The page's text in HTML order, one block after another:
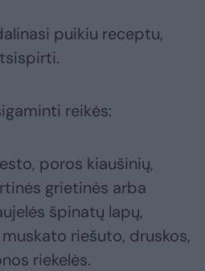
puikiu receptu,
reikės:
poros kiaušinių,
grietinės arba
špinatų lapų,
riešuto, druskos,
riekelės.